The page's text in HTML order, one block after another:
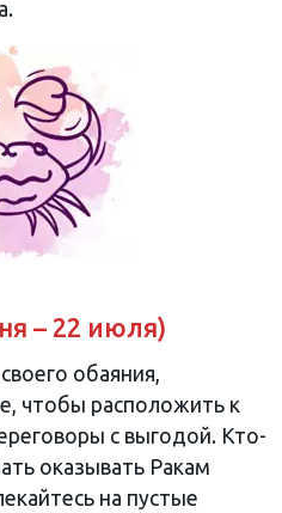
– 22 июля)
обаяния,
чтобы расположить к
с выгодой. Кто-
оказывать Ракам
на пустые